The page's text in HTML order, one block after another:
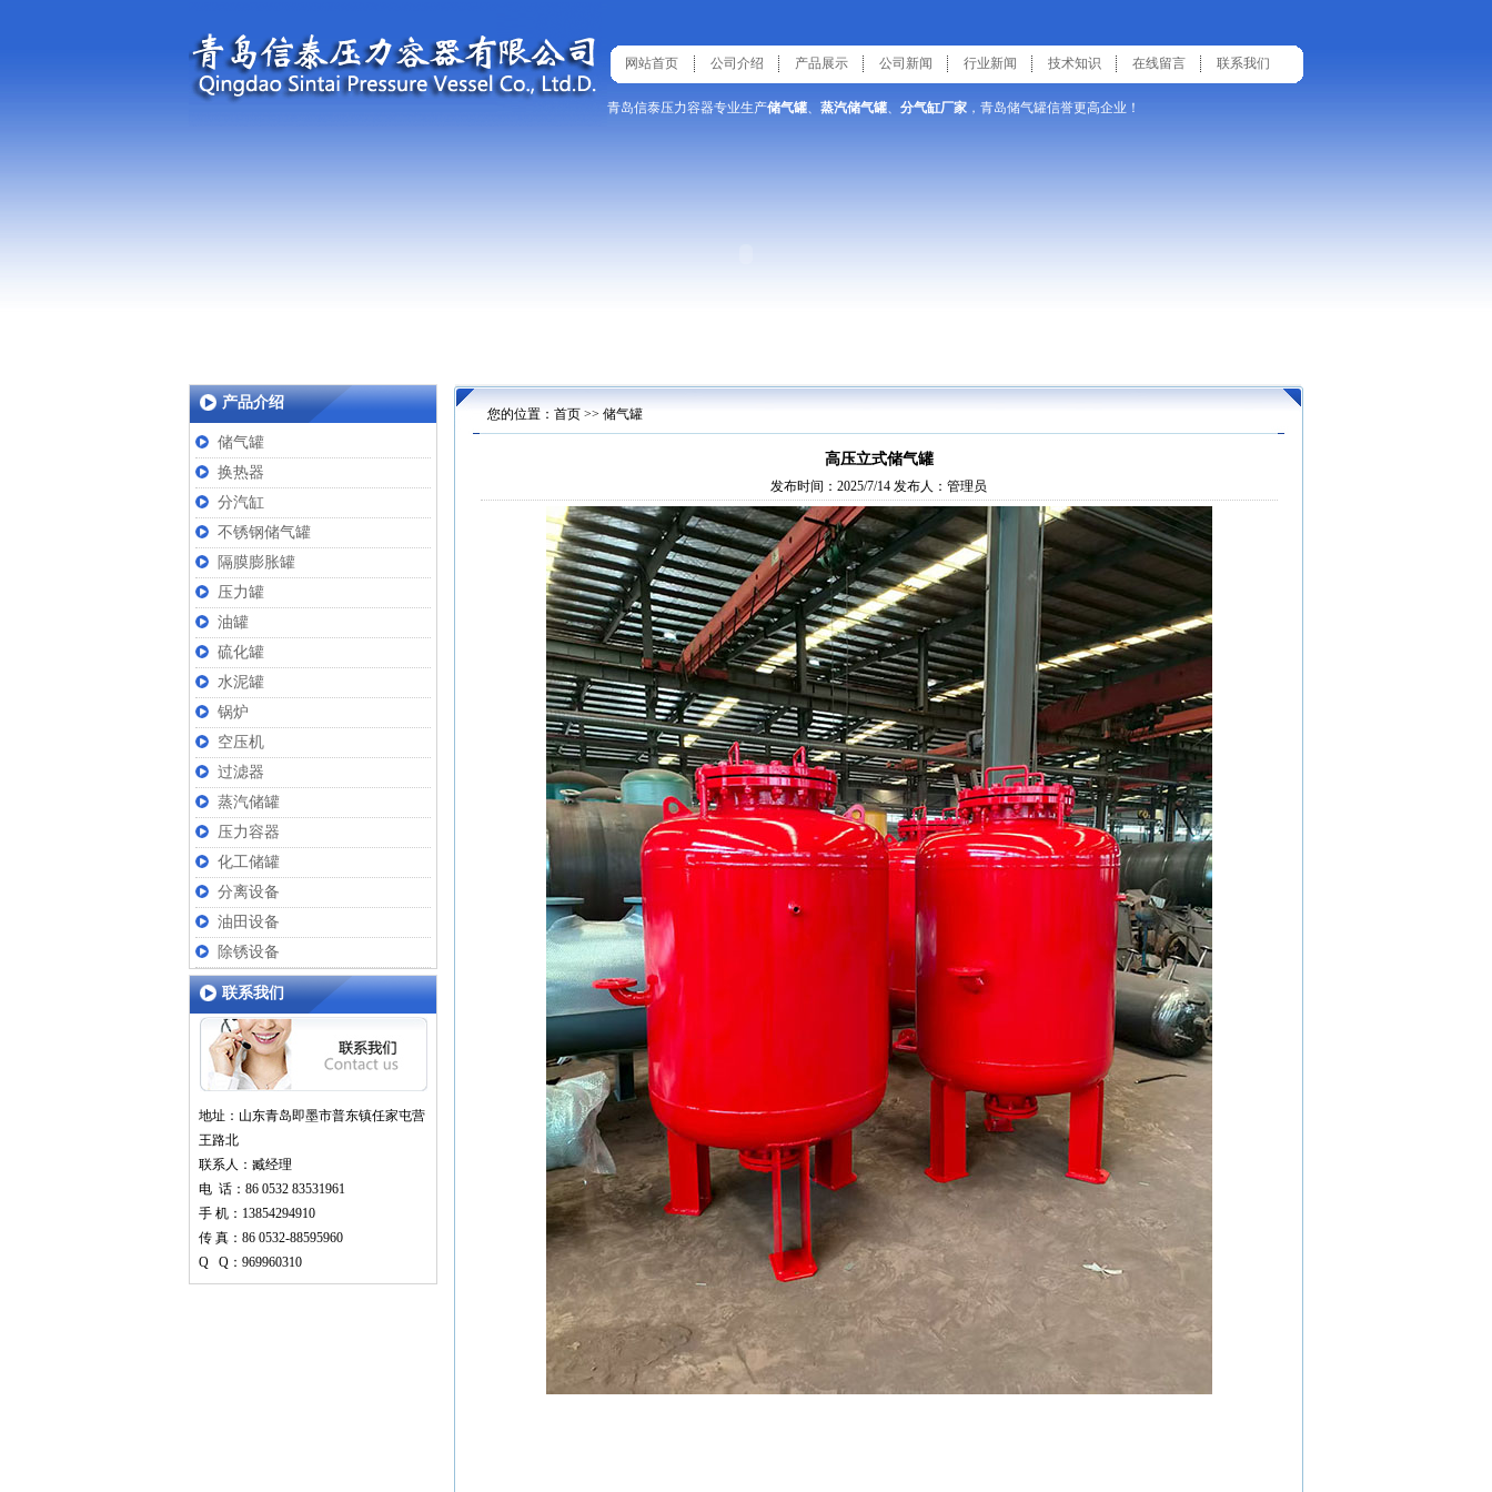
网站首页 公司介绍 产品展示 公司新闻 行业新闻 技术知识 在线留言 联系我们
青岛信泰压力容器专业生产储气罐、 蒸汽储气罐、 分气缸厂家 ，青岛储气罐信誉更高企业！
产品介绍
储气罐
换热器
分汽缸
不锈钢储气罐
隔膜膨胀罐
压力罐
油罐
硫化罐
水泥罐
锅炉
空压机
过滤器
蒸汽储罐
压力容器
化工储罐
分离设备
油田设备
除锈设备
联系我们
地址： 山东青岛即墨市普东镇任家屯营
王路北
联系人： 臧经理
电 话：86 0532 83531961
手 机：13854294910
传 真：86 0532-88595960
Q Q： 969960310
您的位置：首页 >> 储气罐
高压立式储气罐
发布时间：2025/7/14 发布人：管理员